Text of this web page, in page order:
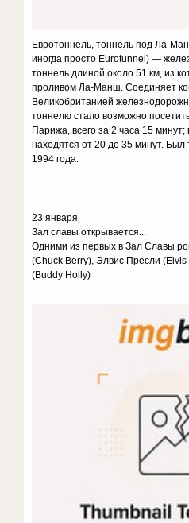
Евротоннель, тоннель под Ла-
иногда просто Eurotunnel) —
тоннель длиной около 51 км, из
проливом Ла-Манш. Соединяет
Великобританией
тоннелю стало возможно
Парижа, всего за 2 часа 15
находятся от 20 до 35 минут.
1994 года.
23 января
Зал славы открывается...
Одними из первых в Зал Славы
(Chuck Berry), Элвис Пресли
(Buddy Holly)